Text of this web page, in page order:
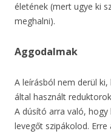
életének (mert ugye ki
meghalni).
Aggodalmak
A leírásból nem derül
által használt
A dúsító arra való,
levegőt szipákolod.